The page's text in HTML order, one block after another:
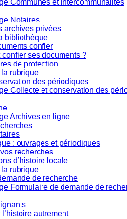
Communes et intercommunalités
Notaires
archives privées
bibliothèque
confier
confier ses documents ?
de protection
rubrique
des périodiques
Collecte et conservation des
Archives en ligne
: ouvrages et périodiques
recherches
d’histoire locale
rubrique
de recherche
Formulaire de demande de
l’histoire autrement